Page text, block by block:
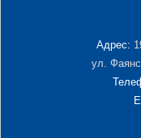
Адрес:
ул.